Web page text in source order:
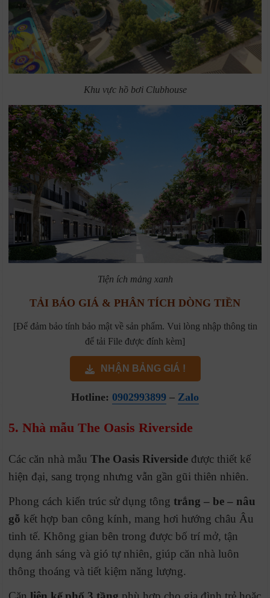
Khu vực hồ bơi Clubhouse
Tiện ích mảng xanh
TẢI BÁO GIÁ & PHÂN TÍCH DÒNG TIỀN
[Để đảm bảo tính bảo mật về sản phẩm. Vui lòng nhập thông tin
để tải File được đính kèm]
NHẬN BẢNG GIÁ !
Hotline: 0902993899 – Zalo
5. Nhà mẫu The Oasis Riverside
Các căn nhà mẫuThe Oasis Riverside được thiết kế
hiện đại, sang trọng nhưng vẫn gần gũi thiên nhiên.
Phong cách kiến trúc sử dụng tôngtrắng – be – nâu
gỗ kết hợp ban công kính, mang hơi hướng châu Âu
tinh tế. Không gian bên trong được bố trí mở, tận
dụng ánh sáng và gió tự nhiên, giúp căn nhà luôn
thông thoáng và tiết kiệm năng lượng.